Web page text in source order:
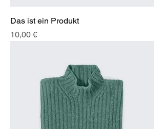
Das ist ein Produkt
Preis
10,00 €